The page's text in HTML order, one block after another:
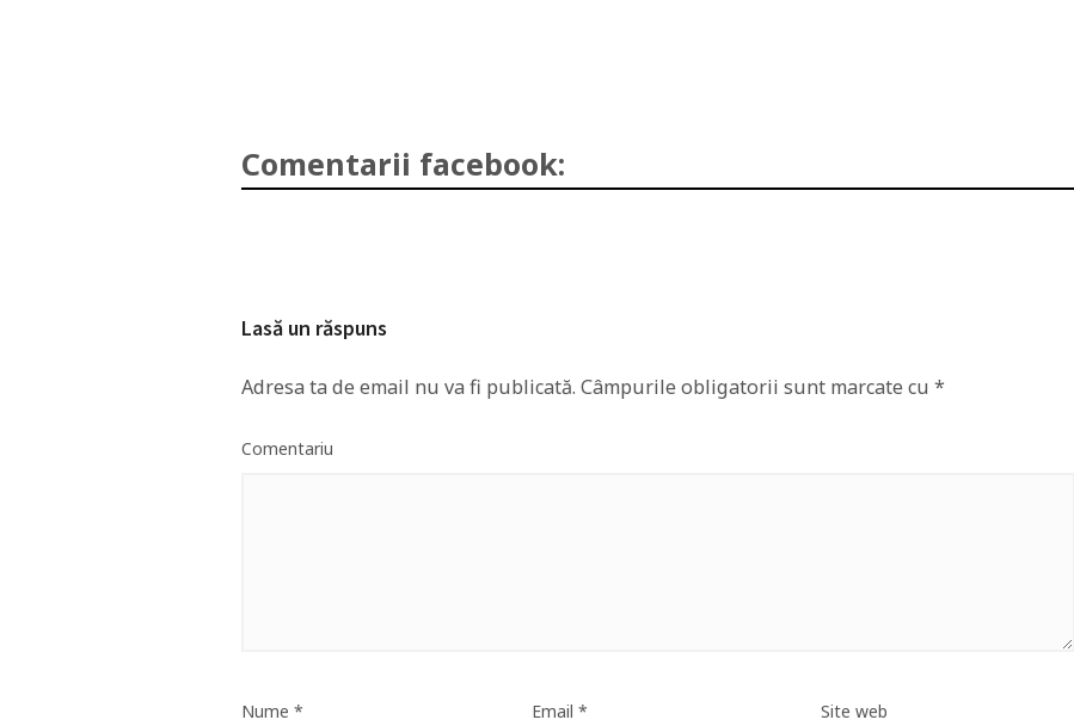
Comentarii facebook:
Lasă un răspuns
Adresa ta de email nu va fi publicată. Câmpurile obligatorii sunt marcate cu *
Comentariu
Nume * Email * Site web